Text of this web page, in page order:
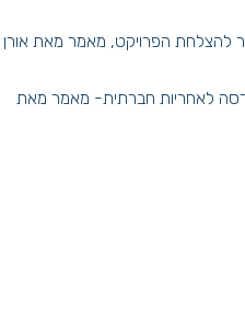
להצלחת הפרויקט, מאמר מאת אורן
לאחריות חברתית- מאמר מאת